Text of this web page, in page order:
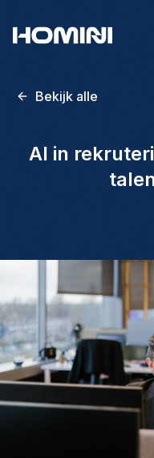
Bekijk alle
AI in